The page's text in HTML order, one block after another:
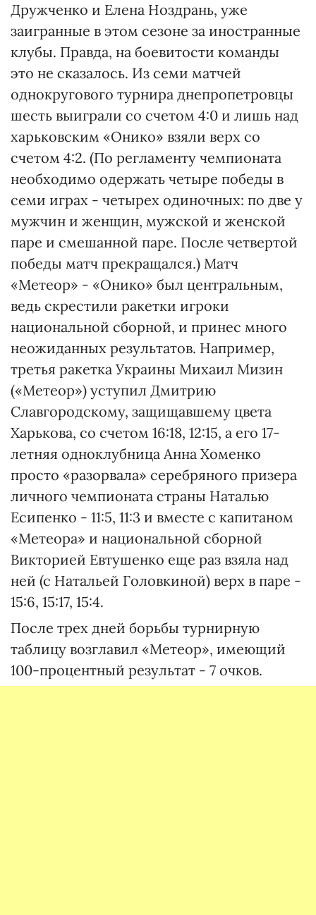
Дружченко и Елена Ноздрань, уже
заигранные в этом сезоне за иностранные
клубы. Правда, на боевитости команды
это не сказалось. Из семи матчей
однокругового турнира днепропетровцы
шесть выиграли со счетом 4:0 и лишь над
харьковским «Онико» взяли верх со
счетом 4:2. (По регламенту чемпионата
необходимо одержать четыре победы в
семи играх - четырех одиночных: по две у
мужчин и женщин, мужской и женской
паре и смешанной паре. После четвертой
победы матч прекращался.) Матч
«Метеор» - «Онико» был центральным,
ведь скрестили ракетки игроки
национальной сборной, и принес много
неожиданных результатов. Например,
третья ракетка Украины Михаил Мизин
(«Метеор») уступил Дмитрию
Славгородскому, защищавшему цвета
Харькова, со счетом 16:18, 12:15, а его 17-
летняя одноклубница Анна Хоменко
просто «разорвала» серебряного призера
личного чемпионата страны Наталью
Есипенко - 11:5, 11:3 и вместе с капитаном
«Метеора» и национальной сборной
Викторией Евтушенко еще раз взяла над
ней (с Натальей Головкиной) верх в паре -
15:6, 15:17, 15:4.
После трех дней борьбы турнирную
таблицу возглавил «Метеор», имеющий
100-процентный результат - 7 очков.